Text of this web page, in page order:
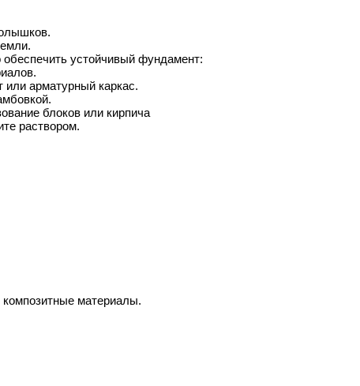
устойчивый фундамент:
арматурный каркас.
блоков или кирпича
раствором.
композитные материалы.